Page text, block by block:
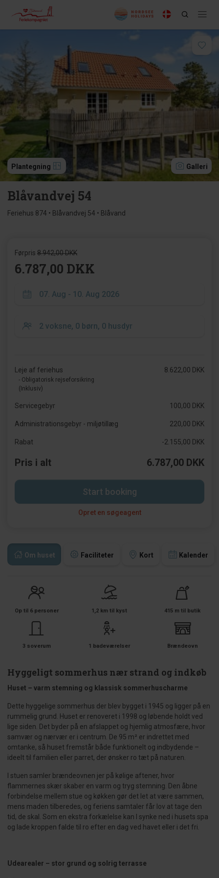
Plantegning Galleri
Blåvandvej 54
Feriehus 874 • Blåvandvej 54 • Blåvand
Om huset Faciliteter Kort Kalender
Op til 6 personer 1,2 km til kyst 415 m til butik
3 soverum 1 badeværelser Brændeovn
Hyggeligt sommerhus nær strand og indkøb
Huset – varm stemning og klassisk sommerhuscharme
Dette hyggelige sommerhus der blev bygget i 1945 og ligger på en
rummelig grund. Huset er renoveret i 1998 og løbende holdt ved
lige siden. Det byder på en afslappet og hjemlig atmosfære, hvor
samvær og nærvær er i centrum. De 95 m² er indrettet med
omtanke, så huset fremstår både funktionelt og indbydende –
ideelt til familien eller parret, der ønsker ro tæt på naturen.
I stuen samler brændeovnen jer på kølige aftener, hvor
flammernes skær skaber en varm og tryg stemning. Den åbne
forbindelse mellem stue og køkken gør det let at være sammen,
mens maden tilberedes, og feriens samtaler får lov at tage den
tid, de skal. Som en ekstra forkælelse kan I synke ned i husets spa
og lade kroppen falde til ro efter en dag ved havet eller i det fri.
Udearealer – stor grund og solrig terrasse
Førpris 8.942,00 DKK
6.787,00 DKK
Leje af feriehus
- Obligatorisk rejseforsikring
(Inklusiv)
8.622,00 DKK
Servicegebyr 100,00 DKK
Administrationsgebyr - miljøtillæg 220,00 DKK
Rabat -2.155,00 DKK
Pris i alt 6.787,00 DKK
Start booking
Opret en søgeagent